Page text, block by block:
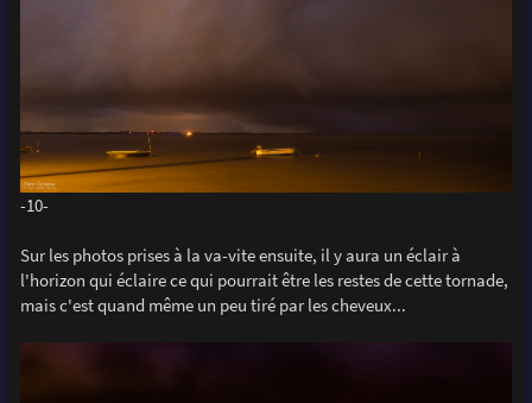
-10-
Sur les photos prises à la va-vite ensuite, il y aura un éclair à
l'horizon qui éclaire ce qui pourrait être les restes de cette tornade,
mais c'est quand même un peu tiré par les cheveux...